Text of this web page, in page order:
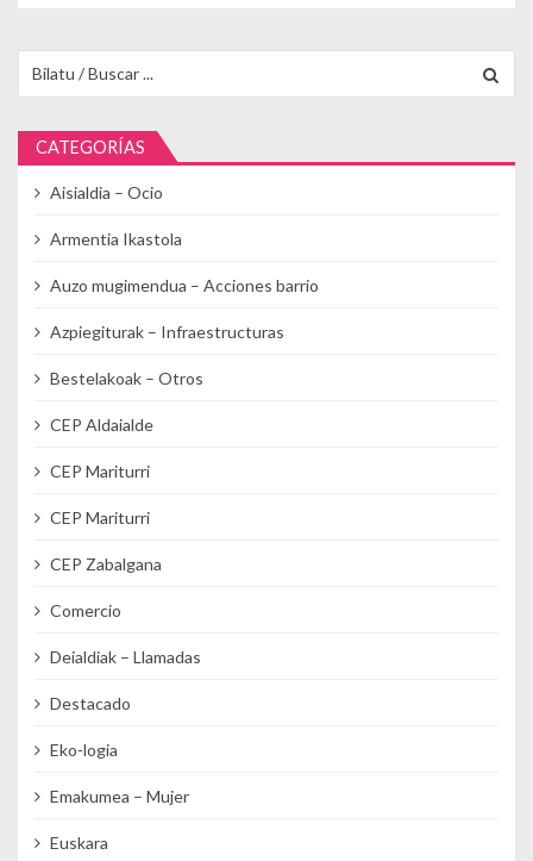
CATEGORÍAS
Aisialdia – Ocio
Armentia Ikastola
Auzo mugimendua – Acciones barrio
Azpiegiturak – Infraestructuras
Bestelakoak – Otros
CEP Aldaialde
CEP Mariturri
CEP Mariturri
CEP Zabalgana
Comercio
Deialdiak – Llamadas
Destacado
Eko-logia
Emakumea – Mujer
Euskara